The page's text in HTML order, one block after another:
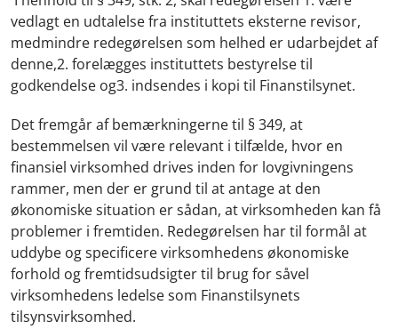
vedlagt en udtalelse fra instituttets eksterne revisor,
medmindre redegørelsen som helhed er udarbejdet af
denne,2. forelægges instituttets bestyrelse til
godkendelse og3. indsendes i kopi til Finanstilsynet.
Det fremgår af bemærkningerne til § 349, at
bestemmelsen vil være relevant i tilfælde, hvor en
finansiel virksomhed drives inden for lovgivningens
rammer, men der er grund til at antage at den
økonomiske situation er sådan, at virksomheden kan få
problemer i fremtiden. Redegørelsen har til formål at
uddybe og specificere virksomhedens økonomiske
forhold og fremtidsudsigter til brug for såvel
virksomhedens ledelse som Finanstilsynets
tilsynsvirksomhed.